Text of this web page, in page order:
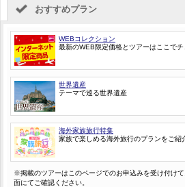
おすすめプラン
WEBコレクション
最新のWEB限定価格とツアーはここでチ
世界遺産
テーマで巡る世界遺産
海外家族旅行特集
家族で楽しめる海外旅行のプランをご紹
※掲載のツアーはこのページでのお申込みを受け付け
面にてご確認ください。